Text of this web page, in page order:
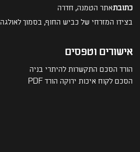
כתובתאתר הטמנה, חדרה
בצידו המזרחי של כביש החוף, בסמוך לאולגה
אישורים וטפסים
הורד הסכם התקשרות להיתרי בניה
הסכם לקוח איכות ירוקה הורד PDF